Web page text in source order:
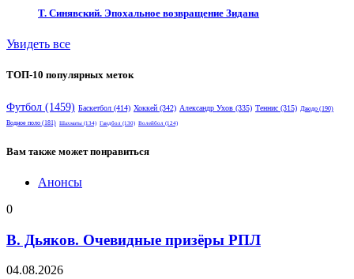
Т. Синявский. Эпохальное возвращение Зидана
Увидеть все
ТОП-10 популярных меток
Футбол (1459) Баскетбол (414) Хоккей (342) Александр Ухов (335) Теннис (315) Дзюдо (190)
Водное поло (181) Шахматы (134) Гандбол (130) Волейбол (124)
Вам также может понравиться
Анонсы
0
В. Дьяков. Очевидные призёры РПЛ
04.08.2026